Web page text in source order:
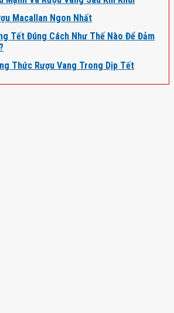
Macallan Ngon Nhất
Tết Đúng Cách Như Thế Nào Để Đảm
Thức Rượu Vang Trong Dịp Tết